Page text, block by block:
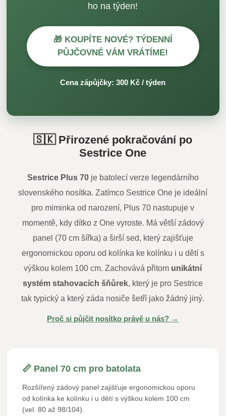
ho na týden!
🎁 KOUPÍTE NOVÉ? TÝDENNÍ
PŮJČOVNÉ VÁM VRÁTÍME!
Cena zápůjčky: 300 Kč / týden
🇸🇰 Přirozené pokračování po
Sestrice One
Sestrice Plus 70je batolecí verze legendárního
slovenského nosítka. Zatímco Sestrice One je ideální
pro miminka od narození, Plus 70 nastupuje v
momentě, kdy dítko z One vyroste. Má větší zádový
panel (70 cm šířka) a širší sed, který zajišťuje
ergonomickou oporu od kolínka ke kolínku i u dětí s
výškou kolem 100 cm. Zachovává přitom unikátní
systém stahovacích šňůrek , který je pro Sestrice
tak typický a který záda nosiče šetří jako žádný jiný.
Proč si půjčit nosítko právě u nás? →
📏 Panel 70 cm pro batolata
Rozšířený zádový panel zajišťuje ergonomickou oporu
od kolínka ke kolínku i u dětí s výškou kolem 100 cm
(vel. 80 až 98/104).